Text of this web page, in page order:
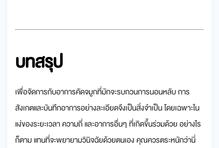
บทสรุป
เพื่อจัดการกับอาการคัดจมูกที่มักจะรบกวนการนอนหลับ การ
สังเกตและบันทึกอาการอย่างละเอียดจึงเป็นสิ่งจำเป็น โดยเฉพาะใน
แง่ของระยะเวลา ความถี่ และอาการอื่นๆ ที่เกิดขึ้นร่วมด้วย อย่างไร
ก็ตาม แทนที่จะพยายามวินิจฉัยด้วยตนเอง คุณควรตระหนักว่านี่